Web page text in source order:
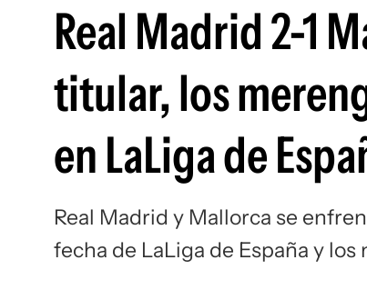
Real Madrid 2-1
titular, los
en LaLiga de
Real Madrid y Mallorca se
fecha de LaLiga de España y